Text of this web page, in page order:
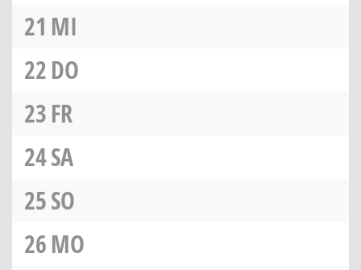
21 MI
22DO
23FR
24SA
25SO
26MO